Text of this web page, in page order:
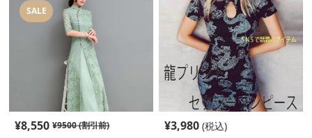
SALE
¥8,550 ¥9500(割引前) ¥3,980 (税込)